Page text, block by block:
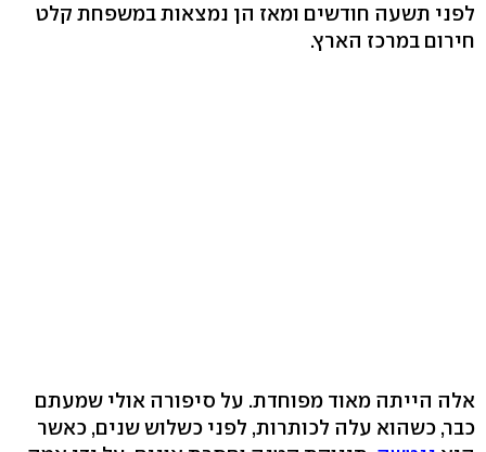
לפני תשעה חודשים ומאז הן נמצאות במשפחת קלט
חירום במרכז הארץ.
אלה הייתה מאוד מפוחדת. על סיפורה אולי שמעתם
כבר, כשהוא עלה לכותרות, לפני כשלוש שנים, כאשר